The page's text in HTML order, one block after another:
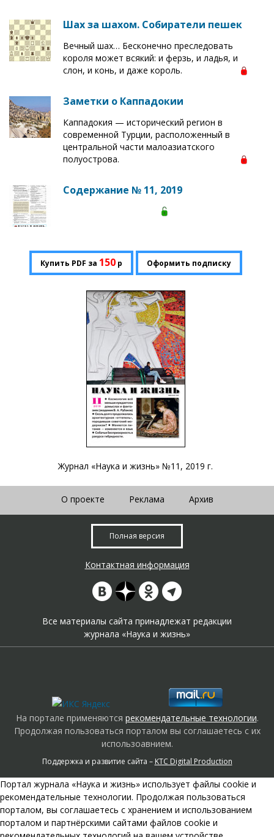
Шах за шахом. Собиратели пешек
Вечный шах… Бесконечно преследовать
короля может всякий: и ферзь, и ладья, и
слон, и конь, и даже король.
Заметки о Каппадокии
Каппадокия — исторический регион в
современной Турции, расположенный в
центральной части малоазиатского
полуострова.
Содержание № 11, 2019
Купить PDF за 150р Оформить подписку
Журнал «Наука и жизнь» №11, 2019 г.
О проекте Реклама Архив
Полная версия
Контактная информация
Все материалы сайта принадлежат редакции
журнала «Наука и жизнь»
На портале применяются рекомендательные технологии.
Продолжая пользоваться порталом вы соглашаетесь с их
использоавнием.
Поддержка и развитие сайта – KTC Digital Production
Портал журнала «Наука и жизнь» использует файлы cookie и
рекомендательные технологии. Продолжая пользоваться
порталом, вы соглашаетесь с хранением и использованием
порталом и партнёрскими сайтами файлов cookie и